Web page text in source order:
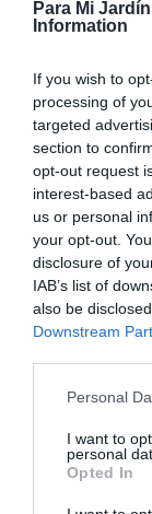
Para Mi
Information
If you wish to
processing of
targeted
section to
opt-out request
interest-based
us or personal
your opt-out.
disclosure of
IAB’s list of
also be
Downstream
Personal
I want to
personal
Opted In
que el exceso
Retirar las